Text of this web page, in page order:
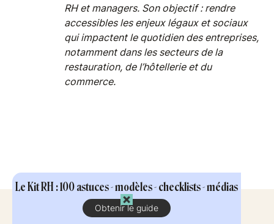
Le Kit RH : 100 astuces - modèles - checklists - médias
Obtenir le guide
RH et managers. Son objectif : rendre
accessibles les enjeux légaux et sociaux
qui impactent le quotidien des entreprises,
notamment dans les secteurs de la
restauration, de l’hôtellerie et du
commerce.